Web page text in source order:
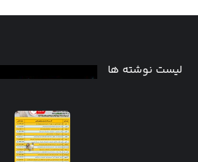
لیست نوشته ها